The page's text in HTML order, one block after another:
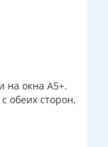
на окна А5+.
обеих сторон,